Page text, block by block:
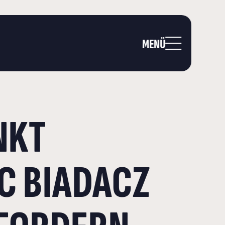
MENÜ
BIADACZ